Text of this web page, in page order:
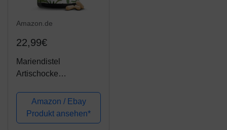
Amazon.de
22,99€
Mariendistel
Artischocke
120 Kapseln -
Vergleichssieger 2020*
- Hochdosiert mit 80%
Amazon / Ebay
Produkt ansehen*